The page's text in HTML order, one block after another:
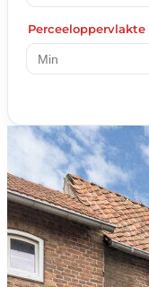
Perceeloppervlakte